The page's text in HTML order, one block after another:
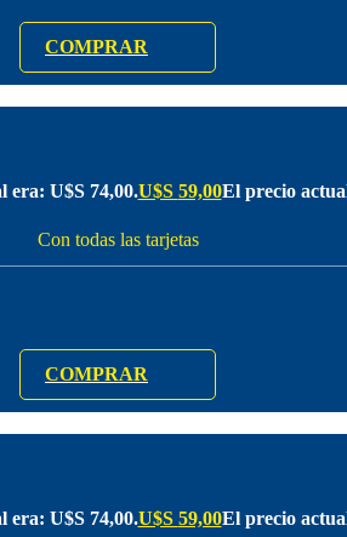
COMPRAR
era: U$S 74,00.U$S 59,00El precio
Con todas las tarjetas
COMPRAR
era: U$S 74,00.U$S 59,00El precio